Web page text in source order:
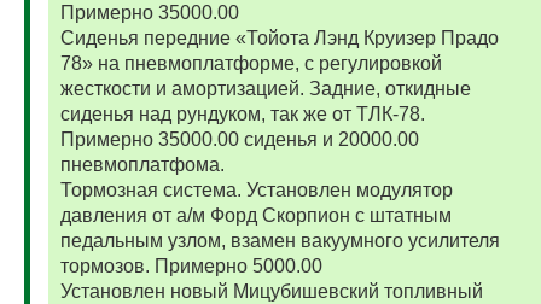
Примерно 35000.00
Сиденья передние «Тойота Лэнд Круизер Прадо
78» на пневмоплатформе, с регулировкой
жесткости и амортизацией. Задние, откидные
сиденья над рундуком, так же от ТЛК-78.
Примерно 35000.00 сиденья и 20000.00
пневмоплатфома.
Тормозная система. Установлен модулятор
давления от а/м Форд Скорпион с штатным
педальным узлом, взамен вакуумного усилителя
тормозов. Примерно 5000.00
Установлен новый Мицубишевский топливный